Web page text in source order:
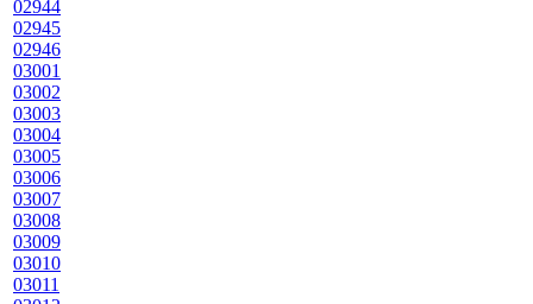
02944
02945
02946
03001
03002
03003
03004
03005
03006
03007
03008
03009
03010
03011